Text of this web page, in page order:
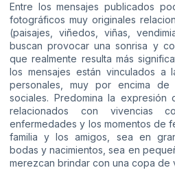
Entre los mensajes publicados
fotográficos muy originales
(paisajes, viñedos, viñas,
buscan provocar una sonrisa y
que realmente resulta más
los mensajes están vinculados a
personales, muy por encima
sociales. Predomina la expresión
relacionados con vivencias
enfermedades y los momentos de
familia y los amigos, sea en
bodas y nacimientos, sea en
merezcan brindar con una copa de